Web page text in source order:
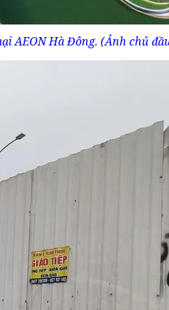
AEON Hà Đông. (Ảnh chủ